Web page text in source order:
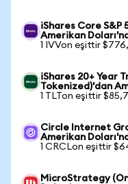
iShares Core S&P
Amerikan
1 IVVon eşittir
iShares 20+ Year
Tokenized)'dan
1 TLTon eşittir
Circle Internet
Amerikan
1 CRCLon eşittir
MicroStrategy